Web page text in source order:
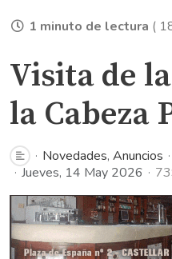
1 minuto de lectura (
Visita de
la Cabeza
Novedades Anuncios
Jueves, 14 May 2026